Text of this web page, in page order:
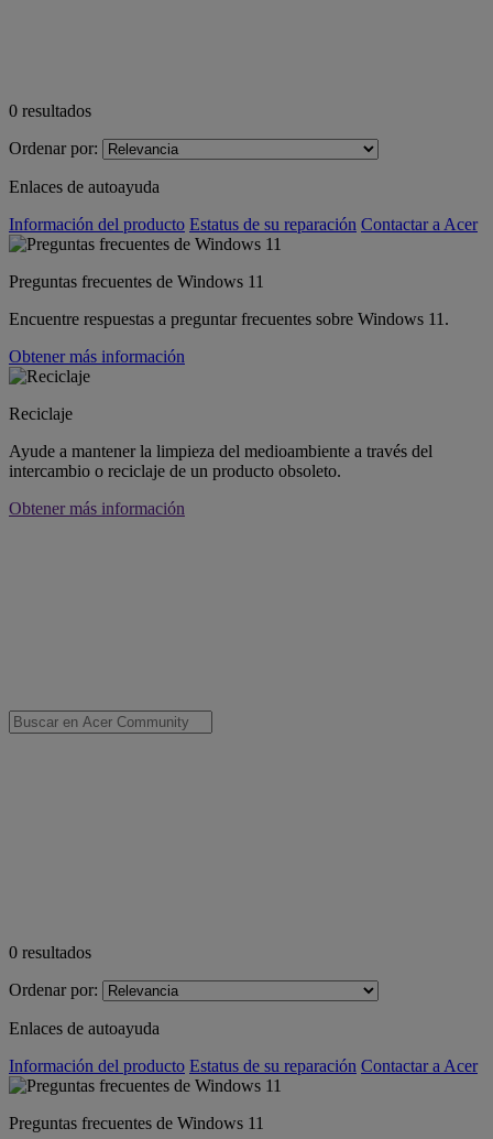
0 resultados
Ordenar por:
Enlaces de autoayuda
Información del producto Estatus de su reparación Contactar a Acer
Preguntas frecuentes de Windows 11
Encuentre respuestas a preguntar frecuentes sobre Windows 11.
Obtener más información
Reciclaje
Ayude a mantener la limpieza del medioambiente a través del
intercambio o reciclaje de un producto obsoleto.
Obtener más información
0 resultados
Ordenar por:
Enlaces de autoayuda
Información del producto Estatus de su reparación Contactar a Acer
Preguntas frecuentes de Windows 11